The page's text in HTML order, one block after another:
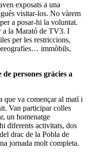
exposats a una
visitar-los. No vàrem
a posar-hi la voluntat.
a la Marató de TV3. I
per les restriccions,
immòbils,
persones gràcies a
que va començar al matí i
Van participar colles
un homenatge
diferents activitats, dos
drac de la Pobla de
jornada molt completa.